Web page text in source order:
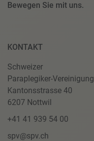
Bewegen Sie mit uns.
KONTAKT
Schweizer
Paraplegiker-Vereinigung
Kantonsstrasse 40
6207 Nottwil
+41 41 939 54 00
spv@spv.ch